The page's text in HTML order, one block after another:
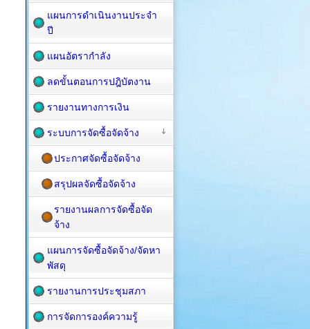
แผนการดำเนินงานประจำ
ปี
แผนอัตรากำลัง
ลดขั้นตอนการปฎิบัตงาน
รายงานทางการเงิน
ระบบการจัดซื้อจัดจ้าง
ประกาศจัดซื้อจัดจ้าง
สรุปผลจัดซื้อจัดจ้าง
รายงานผลการจัดซื้อจัด
จ้าง
แผนการจัดซื้อ​จัดจ้าง/จัดหา
พัสดุ
รายงานการประชุมสภา
การจัดการองค์ความรู้